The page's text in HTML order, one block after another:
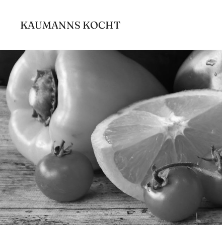
Inhalt
springen
KAUMANNS KOCHT